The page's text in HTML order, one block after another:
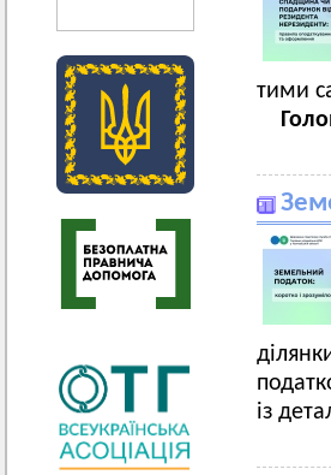
тими
із